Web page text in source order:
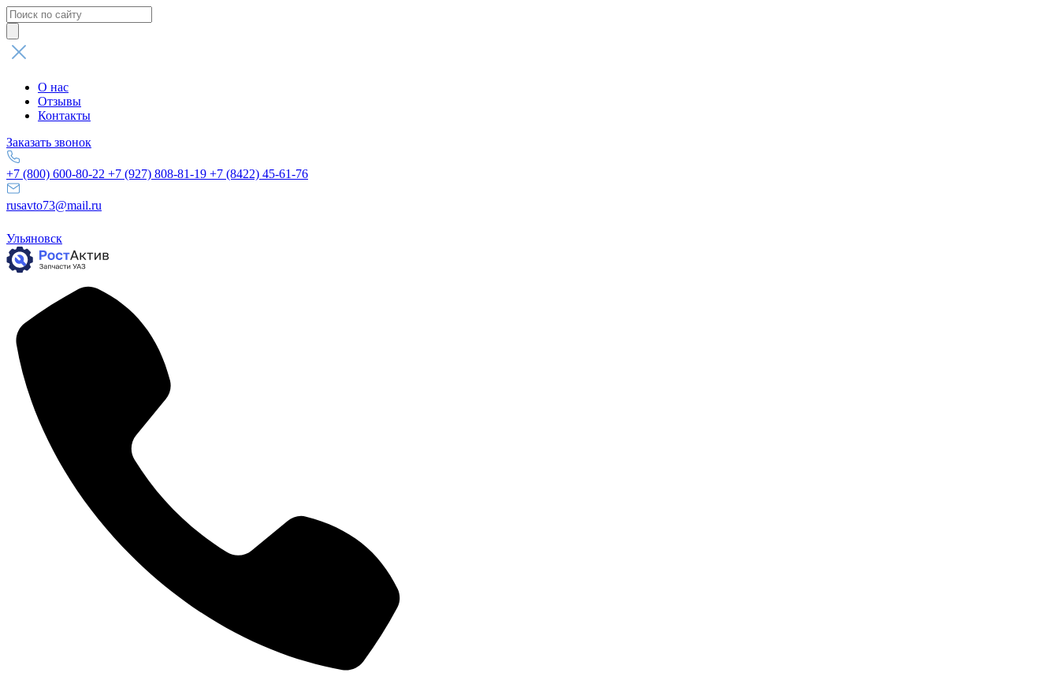
Поиск
товаров
О нас
Отзывы
Контакты
Заказать звонок
+7 (800) 600-80-22 +7 (927) 808-81-19 +7 (8422) 45-61-76
rusavto73@mail.ru
Ульяновск